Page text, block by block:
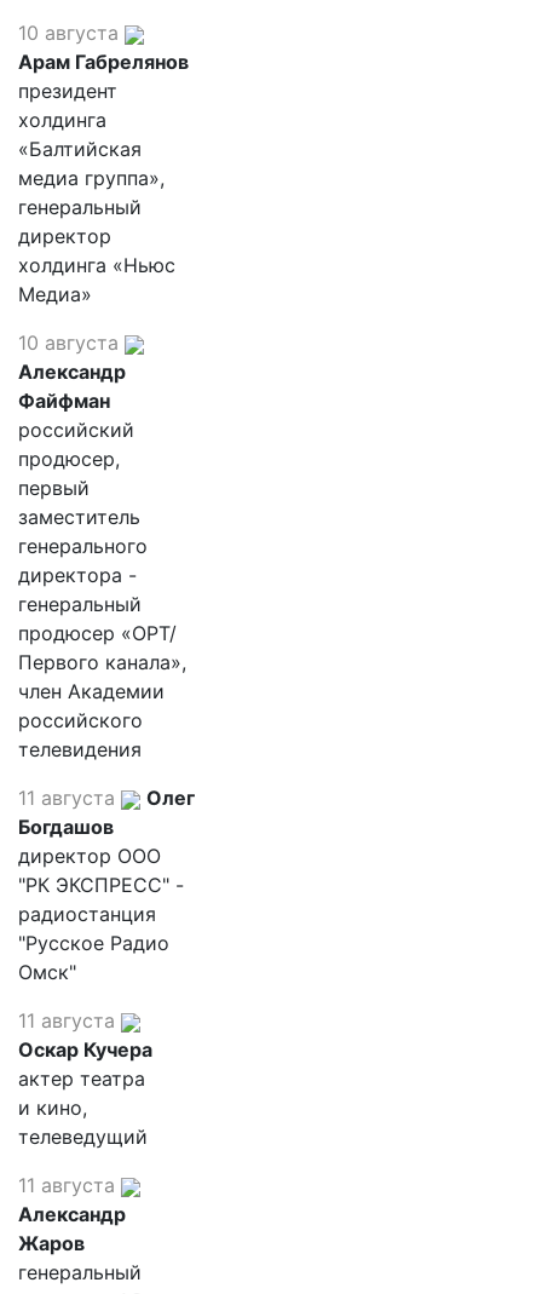
10 августа
Арам Габрелянов
президент
холдинга
«Балтийская
медиа группа»,
генеральный
директор
холдинга «Ньюс
Медиа»
10 августа
Александр
Файфман
российский
продюсер,
первый
заместитель
генерального
директора -
генеральный
продюсер «ОРТ/
Первого канала»,
член Академии
российского
телевидения
11 августа
Олег
Богдашов
директор ООО
"РК ЭКСПРЕСС" -
радиостанция
"Русское Радио
Омск"
11 августа
Оскар Кучера
актер театра
и кино,
телеведущий
11 августа
Александр
Жаров
генеральный